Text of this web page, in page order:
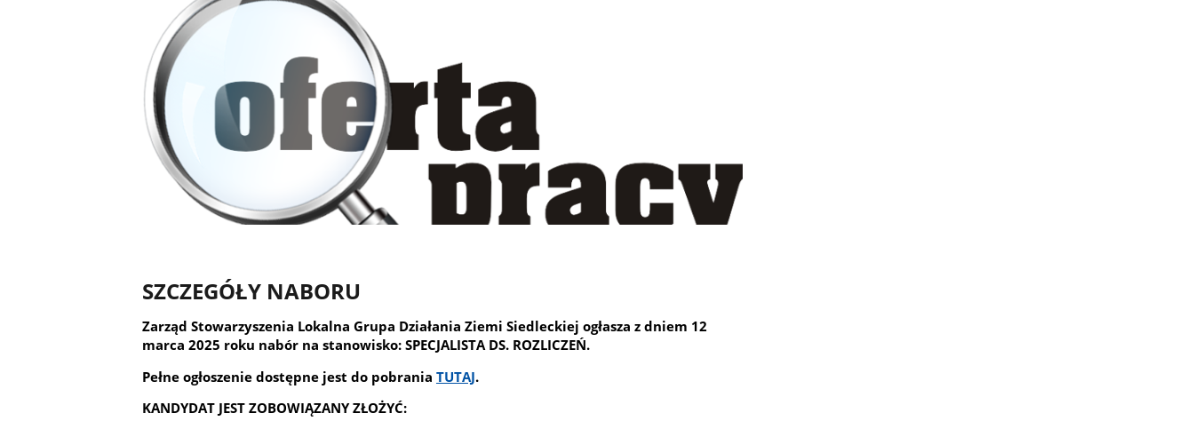
SZCZEGÓŁY NABORU
Zarząd Stowarzyszenia Lokalna Grupa Działania Ziemi Siedleckiej ogłasza z dniem 12
marca 2025 roku nabór na stanowisko: SPECJALISTA DS. ROZLICZEŃ.
Pełne ogłoszenie dostępne jest do pobrania TUTAJ.
KANDYDAT JEST ZOBOWIĄZANY ZŁOŻYĆ: